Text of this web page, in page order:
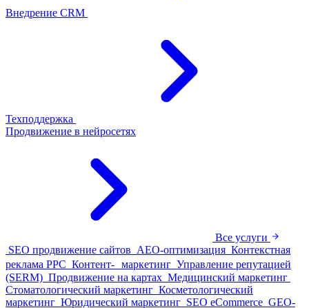
Внедрение CRM
Техподдержка
Продвижение в нейросетях
Все услуги
SEO продвижение сайтов AEO-оптимизация Контекстная
реклама PPC Контент- маркетинг Управление репутацией
(SERM) Продвижение на картах Медицинский маркетинг
Стоматологический маркетинг Косметологический
маркетинг Юридический маркетинг SEO eCommerce GEO-